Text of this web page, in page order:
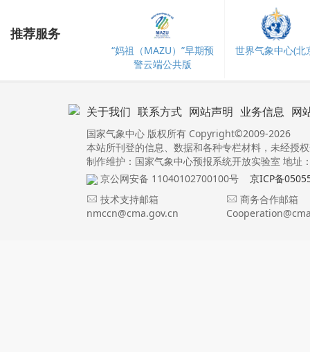
推荐服务
“妈祖（MAZU）”早期预
警云端公共版
世界气象中心(北
关于我们 联系方式 网站声明 业务信息 网
国家气象中心 版权所有 Copyright©2009-2026
本站所刊登的信息、数据和各种专栏材料，未经授
制作维护：国家气象中心预报系统开放实验室 地址
京公网安备 11040102700100号
京ICP备
技术支持邮箱
nmccn@cma.gov.cn
商务合作邮箱